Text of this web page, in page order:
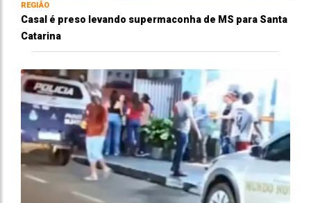
REGIÃO
Casal é preso levando supermaconha de MS para Santa
Catarina